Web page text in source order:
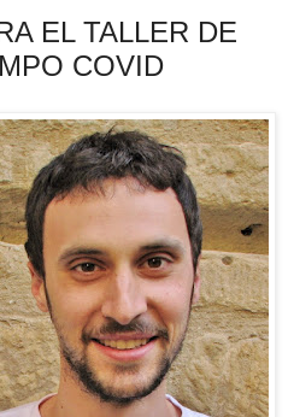
EL TALLER DE
COVID